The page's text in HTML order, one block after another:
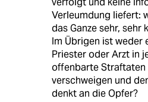
Verleumdung liefert:
das Ganze sehr, sehr
Im Übrigen ist weder
Priester oder Arzt in
offenbarte Straftaten
verschweigen und
denkt an die Opfer?